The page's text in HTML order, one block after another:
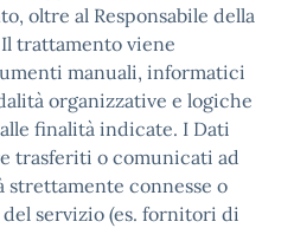
oltre al Responsabile della
trattamento viene
manuali, informatici
organizzative e logiche
finalità indicate. I Dati
trasferiti o comunicati ad
connesse o
servizio (es. fornitori di